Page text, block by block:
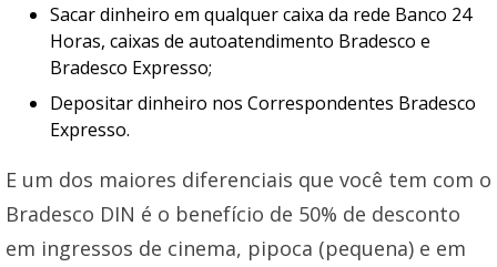
Sacar dinheiro em qualquer caixa da rede Banco 24
Horas, caixas de autoatendimento Bradesco e
Bradesco Expresso;
Depositar dinheiro nos Correspondentes Bradesco
Expresso.
E um dos maiores diferenciais que você tem com o
Bradesco DIN é o benefício de 50% de desconto
em ingressos de cinema, pipoca (pequena) e em